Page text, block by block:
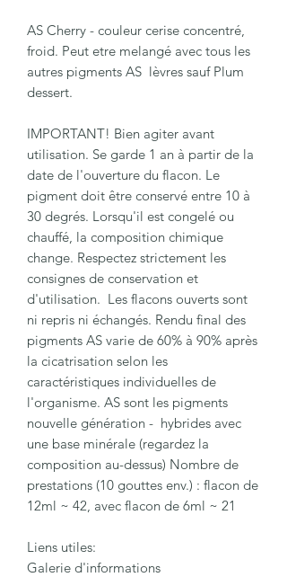
AS Cherry - couleur cerise concentré,
froid. Peut etre melangé avec tous les
autres pigments AS lèvres sauf Plum
dessert.
IMPORTANT! Bien agiter avant
utilisation. Se garde 1 an à partir de la
date de l'ouverture du flacon. Le
pigment doit être conservé entre 10 à
30 degrés. Lorsqu'il est congelé ou
chauffé, la composition chimique
change. Respectez strictement les
consignes de conservation et
d'utilisation. Les flacons ouverts sont
ni repris ni échangés. Rendu final des
pigments AS varie de 60% à 90% après
la cicatrisation selon les
caractéristiques individuelles de
l'organisme. AS sont les pigments
nouvelle génération - hybrides avec
une base minérale (regardez la
composition au-dessus) Nombre de
prestations (10 gouttes env.) : flacon de
12ml ~ 42, avec flacon de 6ml ~ 21
Liens utiles:
Galerie d'informations